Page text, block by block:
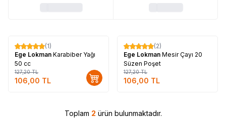
%17
(1)
Ege Lokman Karabiber Yağı
50 cc
127,20TL
106,00 TL
%17
(2)
Ege Lokman Mesir Çayı 20
Süzen Poşet
127,20TL
106,00 TL
Toplam 2 ürün bulunmaktadır.